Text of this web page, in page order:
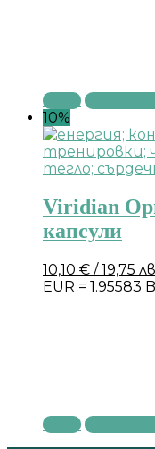
Купи
10%
Viridian
капсули
10,10 € / 19,75
EUR = 1.95583
Купи